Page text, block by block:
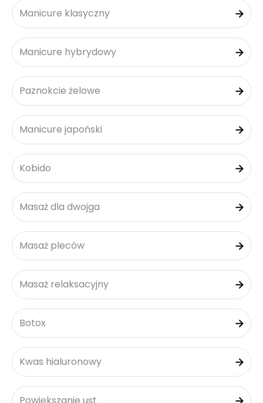
Manicure klasyczny
Manicure hybrydowy
Paznokcie żelowe
Manicure japoński
Kobido
Masaż dla dwojga
Masaż pleców
Masaż relaksacyjny
Botox
Kwas hialuronowy